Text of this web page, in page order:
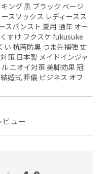
ング 黒 ブラック ベージ
スソックス レディースス
スパンスト 夏用 通年 オー
すけ フクスケ fukusuke
抗菌防臭 つま先補強 丈
策 日本製 メイドインジャ
ニオイ対策 美脚効果 冠
婚式 葬儀 ビジネス オフ
ュー